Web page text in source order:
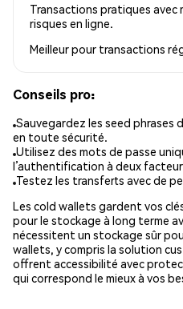
Transactions pratiques avec
risques en ligne.
Meilleur pour transactions
Conseils pro:
Sauvegardez les seed phrases
en toute sécurité.
Utilisez des mots de passe
l’authentification à deux
Testez les transferts avec de
Les cold wallets gardent vos
pour le stockage à long terme
nécessitent un stockage sûr
wallets, y compris la solution
offrent accessibilité avec
qui correspond le mieux à vos